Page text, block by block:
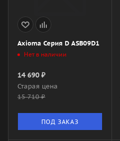
Axioma Серия D ASB09D1
Нет в наличии
14 690 ₽
Старая цена
15 710₽
ПОД ЗАКАЗ